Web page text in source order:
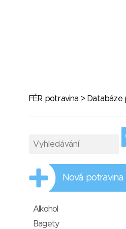
FÉR potravina > Databáze
Nová potravina
Alkohol
Bagety